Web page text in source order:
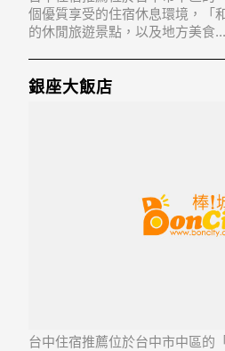
個優質享受的住宿休息環境，「
的休閒旅遊景點，以及地方美食
銀座大飯店
台中住宿推薦位於台中市中區的